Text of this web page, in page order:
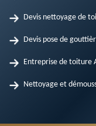
Devis nettoyage de
Devis pose de
Entreprise de toiture
Nettoyage et